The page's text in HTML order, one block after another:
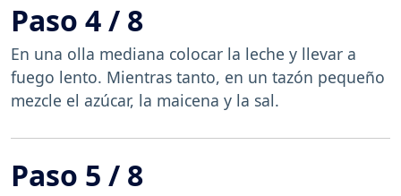
Paso 4 / 8
En una olla mediana colocar la leche y llevar a
fuego lento. Mientras tanto, en un tazón pequeño
mezcle el azúcar, la maicena y la sal.
Paso 5 / 8